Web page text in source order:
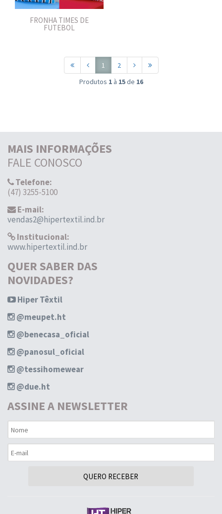
FRONHA TIMES DE
FUTEBOL
1
2
Produtos 1à 15de 16
MAIS INFORMAÇÕES
FALE CONOSCO
Telefone:
(47) 3255-5100
E-mail:
vendas2@hipertextil.ind.br
Institucional:
www.hipertextil.ind.br
QUER SABER DAS
NOVIDADES?
Hiper Têxtil
@meupet.ht
@benecasa_oficial
@panosul_oficial
@tessihomewear
@due.ht
ASSINE A NEWSLETTER
QUERO RECEBER